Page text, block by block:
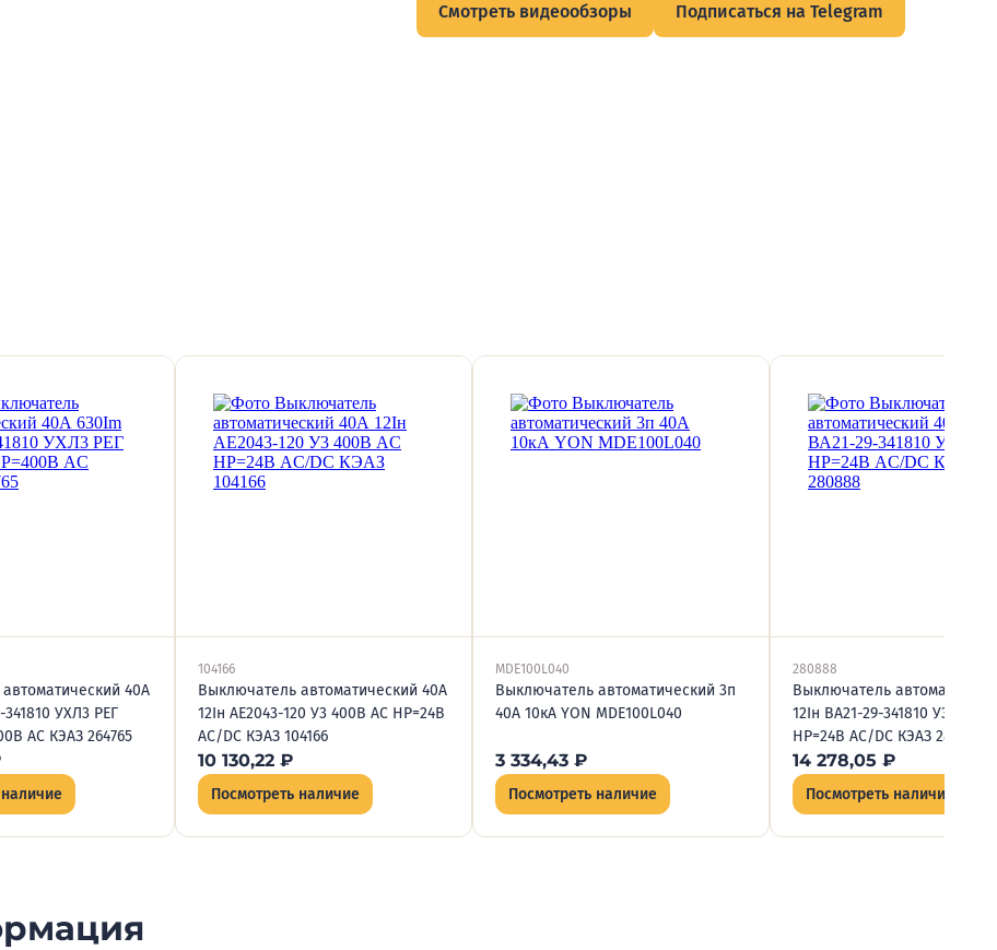
Смотреть видеообзоры Подписаться на Telegram
40А
УХЛ3 РЕГ
AC КЭАЗ 264765
104166
Выключатель автоматический 40А
12Iн АЕ2043-120 У3 400В AC НР=24В
AC/DC КЭАЗ 104166
10 130,22 ₽
Посмотреть наличие
MDE100L040
Выключатель автоматический 3п
40А 10кА YON MDE100L040
3 334,43 ₽
Посмотреть наличие
280888
Выключатель
12Iн ВА21-29-341810 У3 400В
НР=24В AC/DC КЭАЗ 280888
14 278,05 ₽
Посмотреть наличие